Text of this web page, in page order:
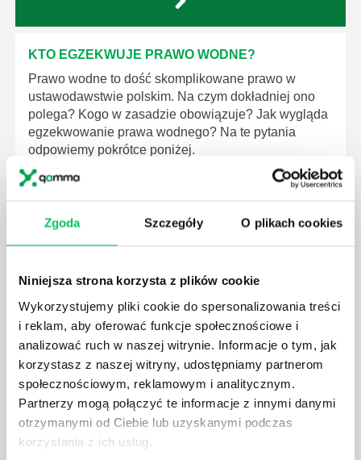
Zgoda Szczegóły O plikach cookies
Niniejsza strona korzysta z plików cookie
Wykorzystujemy pliki cookie do spersonalizowania treści
i reklam, aby oferować funkcje społecznościowe i
analizować ruch w naszej witrynie. Informacje o tym, jak
korzystasz z naszej witryny, udostępniamy partnerom
społecznościowym, reklamowym i analitycznym.
Partnerzy mogą połączyć te informacje z innymi danymi
otrzymanymi od Ciebie lub uzyskanymi podczas
korzystania z ich usług.
KTO EGZEKWUJE PRAWO WODNE?
Prawo wodne to dość skomplikowane prawo w
ustawodawstwie polskim. Na czym dokładniej ono
polega? Kogo w zasadzie obowiązuje? Jak wygląda
egzekwowanie prawa wodnego? Na te pytania
odpowiemy pokrótce poniżej.
WYMAGANIAMI NORM JAKOŚCI WYROBÓW
W związku z ogromnym rozwojem dzisiejszego
społeczeństwa wprowadzane jest coraz więcej reguł,
które mają za zadanie poprawić poszczególne
dziedziny gospodarki. Dzięki nim wszystkie firmy
będą zobowiązane przestrzegać zasad, których
wprowadzenie dąży do ujednolicenia jakości
produktów, które trafiają do klientów.